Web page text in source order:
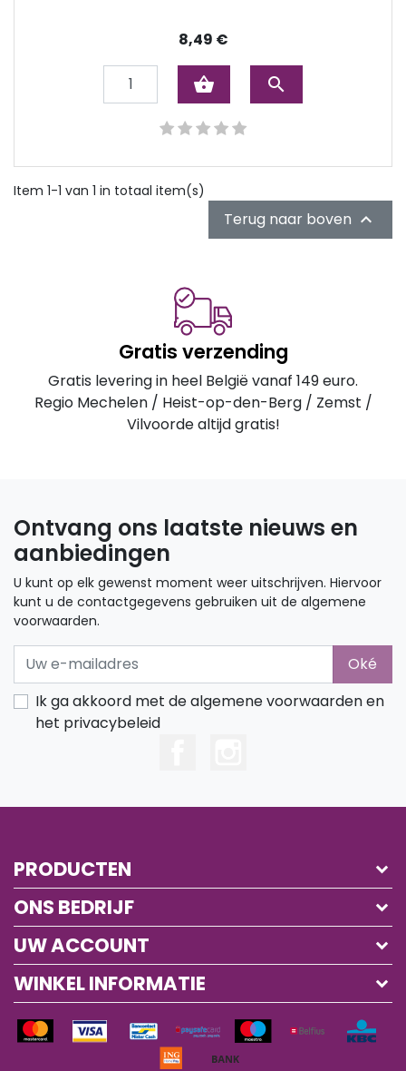
Prijs
8,49 €
shopping_basket 
Item 1-1 van 1 in totaal item(s)
Terug naar boven 
Gratis verzending
Gratis levering in heel België vanaf 149 euro.
Regio Mechelen / Heist-op-den-Berg / Zemst /
Vilvoorde altijd gratis!
Ontvang ons laatste nieuws en
aanbiedingen
U kunt op elk gewenst moment weer uitschrijven. Hiervoor
kunt u de contactgegevens gebruiken uit de algemene
voorwaarden.
Oké
Ik ga akkoord met de algemene voorwaarden en
het privacybeleid
PRODUCTEN
ONS BEDRIJF
UW ACCOUNT
WINKEL INFORMATIE
mastercard
visa mistercashpaysafecardmaestrobelfius
kbc
inghomepaybanktransfer